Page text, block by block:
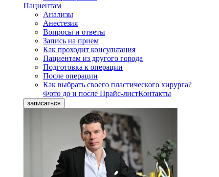
Пациентам
Анализы
Анестезия
Вопросы и ответы
Запись на прием
Как проходит консультация
Пациентам из другого города
Подготовка к операции
После операции
Как выбрать своего пластического хирурга?
Фото до и после Прайс-листКонтакты
записаться